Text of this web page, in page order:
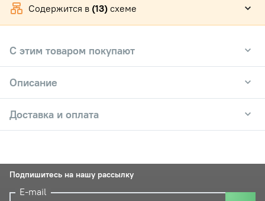
Содержится в (13) схеме
С этим товаром покупают
Описание
Доставка и оплата
Подпишитесь на нашу рассылку
E-mail